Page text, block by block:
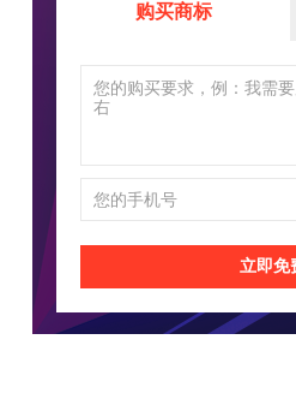
购买商标
立即免